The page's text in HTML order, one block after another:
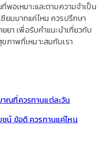
อเหมาะและตามความจำเป็น
ยมมากแค่ไหน ควรปรึกษา
ยา เพื่อรับคำแนะนำเกี่ยวกับ
ภาพที่เหมาะสมกับเรา
าณที่ควรทานแต่ละวัน
ชน์ ข้อดี ควรทานแค่ไหน